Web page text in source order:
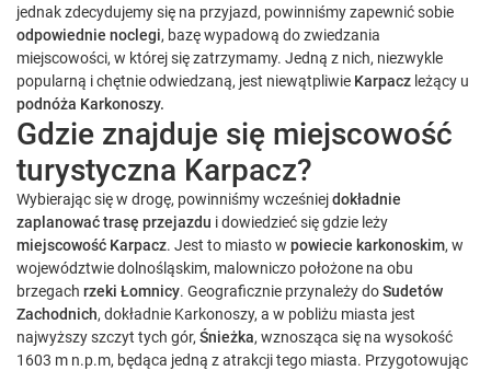
jednak zdecydujemy się na przyjazd, powinniśmy zapewnić sobie
odpowiednie noclegi, bazę wypadową do zwiedzania
miejscowości, w której się zatrzymamy. Jedną z nich, niezwykle
popularną i chętnie odwiedzaną, jest niewątpliwie Karpacz leżący u
podnóża Karkonoszy.
Gdzie znajduje się miejscowość
turystyczna Karpacz?
Wybierając się w drogę, powinniśmy wcześniejdokładnie
zaplanować trasę przejazdu i dowiedzieć się gdzie leży
miejscowość Karpacz. Jest to miasto w powiecie karkonoskim, w
województwie dolnośląskim, malowniczo położone na obu
brzegach rzeki Łomnicy. Geograficznie przynależy doSudetów
Zachodnich, dokładnie Karkonoszy, a w pobliżu miasta jest
najwyższy szczyt tych gór, Śnieżka, wznosząca się na wysokość
1603 m n.p.m, będąca jedną z atrakcji tego miasta. Przygotowując